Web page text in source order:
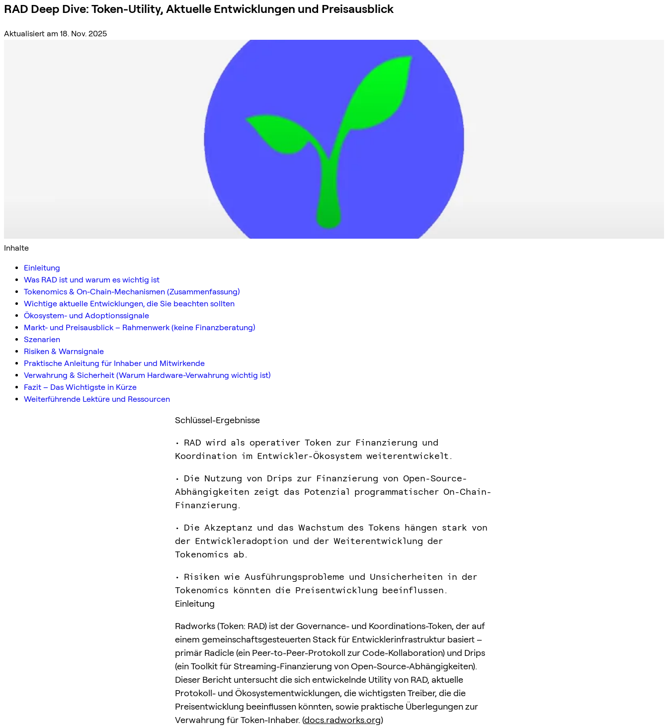
RAD Deep Dive: Token-Utility, Aktuelle Entwicklungen und Preisausblick
Aktualisiert am 18. Nov. 2025
Inhalte
Einleitung
Was RAD ist und warum es wichtig ist
Tokenomics & On-Chain-Mechanismen (Zusammenfassung)
Wichtige aktuelle Entwicklungen, die Sie beachten sollten
Ökosystem- und Adoptionssignale
Markt- und Preisausblick – Rahmenwerk (keine Finanzberatung)
Szenarien
Risiken & Warnsignale
Praktische Anleitung für Inhaber und Mitwirkende
Verwahrung & Sicherheit (Warum Hardware-Verwahrung wichtig ist)
Fazit – Das Wichtigste in Kürze
Weiterführende Lektüre und Ressourcen
Schlüssel-Ergebnisse
• RAD wird als operativer Token zur Finanzierung und
Koordination im Entwickler-Ökosystem weiterentwickelt.
• Die Nutzung von Drips zur Finanzierung von Open-Source-
Abhängigkeiten zeigt das Potenzial programmatischer On-Chain-
Finanzierung.
• Die Akzeptanz und das Wachstum des Tokens hängen stark von
der Entwickleradoption und der Weiterentwicklung der
Tokenomics ab.
• Risiken wie Ausführungsprobleme und Unsicherheiten in der
Tokenomics könnten die Preisentwicklung beeinflussen.
Einleitung
Radworks (Token: RAD) ist der Governance- und Koordinations-Token, der auf
einem gemeinschaftsgesteuerten Stack für Entwicklerinfrastruktur basiert –
primär Radicle (ein Peer-to-Peer-Protokoll zur Code-Kollaboration) und Drips
(ein Toolkit für Streaming-Finanzierung von Open-Source-Abhängigkeiten).
Dieser Bericht untersucht die sich entwickelnde Utility von RAD, aktuelle
Protokoll- und Ökosystementwicklungen, die wichtigsten Treiber, die die
Preisentwicklung beeinflussen könnten, sowie praktische Überlegungen zur
Verwahrung für Token-Inhaber. (docs.radworks.org)